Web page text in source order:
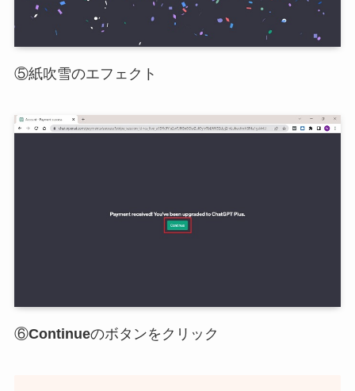
⑤紙吹雪のエフェクト
⑥Continueのボタンをクリック